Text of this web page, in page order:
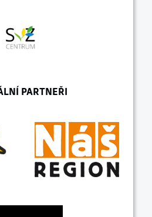
PARTNEŘI